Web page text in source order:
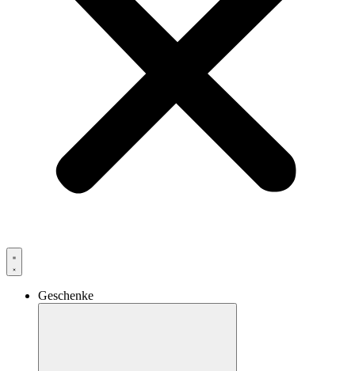
Geschenke